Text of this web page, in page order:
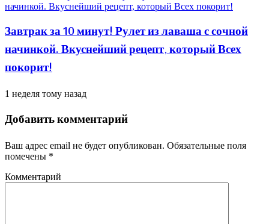
Завтрак за 10 минут! Рулет из лаваша с сочной
начинкой. Вкуснейший рецепт, который Всех
покорит!
1 неделя тому назад
Добавить комментарий
Ваш адрес email не будет опубликован. Обязательные поля
помечены *
Комментарий